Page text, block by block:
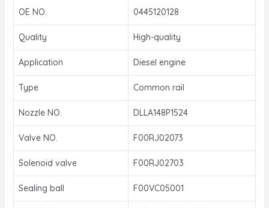
OE NO. 0445120128
Quality High-quality
Application Diesel engine
Type Common rail
Nozzle NO. DLLA148P1524
Valve NO. F00RJ02073
Solenoid valve F00RJ02703
Sealing ball F00VC05001